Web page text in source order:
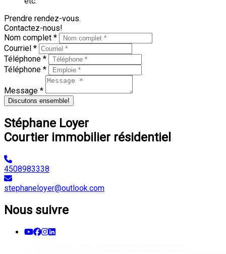
Prendre rendez-vous.
Contactez-nous!
Nom complet *
Courriel *
Téléphone *
Téléphone *
Message *
Discutons ensemble!
Stéphane Loyer
Courtier immobilier résidentiel
4508983338
stephaneloyer@outlook.com
Nous suivre